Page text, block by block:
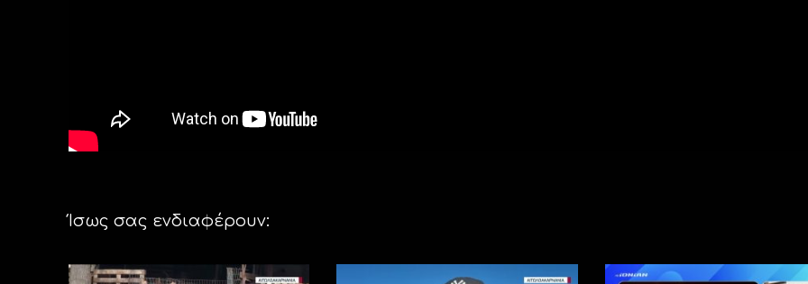
Ίσως σας ενδιαφέρουν: